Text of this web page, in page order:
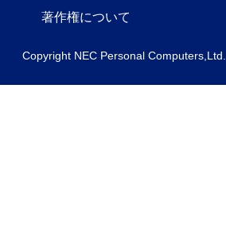
著作権について
Copyright NEC Personal Computers,Ltd.